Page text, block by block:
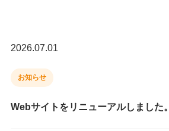
2026.07.01
お知らせ
Webサイトをリニューアルしました。